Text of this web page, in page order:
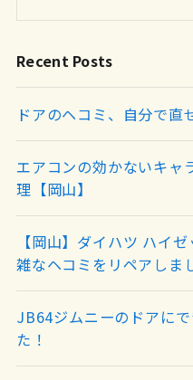
Recent Posts
ドアのヘコミ、自分で直
エアコンの効かないキャ
理【岡山】
【岡山】ダイハツ ハイ
雑なヘコミをリペアしま
JB64ジムニーのドアに
た！